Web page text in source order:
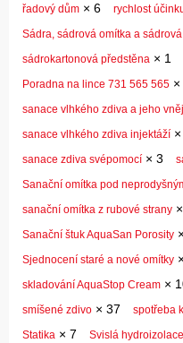
řadový dům × 6 rychlost
Sádra, sádrová omítka a
sádrokartonová předstěna × 1
Poradna na lince 731 565 565 ×
sanace vlhkého zdiva a jeho
sanace vlhkého zdiva injektáží ×
sanace zdiva svépomocí × 3
Sanační omítka pod
sanační omítka z rubové strany ×
Sanační štuk AquaSan Porosity ×
Sjednocení staré a nové omítky ×
skladování AquaStop Cream ×
smíšené zdivo × 37 spotřeba
Statika × 7 Svislá